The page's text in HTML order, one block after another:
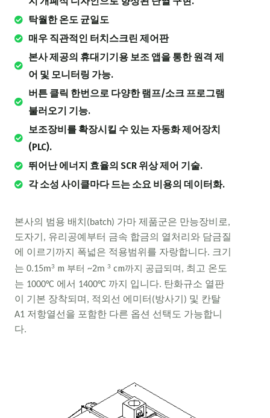
탁월한 온도 균일도
매우 직관적인 터치스크린 제어판
본사 제공의 휴대기기용 보조 앱을 통한 원격 제
어 및 모니터링 가능.
버튼 클릭 한번으로 다양한 램프/소크 프로그램
불러오기 기능.
보조장비를 확장시킬 수 있는 자동화 제어장치
(PLC).
뛰어난 에너지 효율의 SCR 위상 제어 기술.
각 소성 사이클마다 드는 소요 비용의 데이터화.
본사의 범용 배치(batch) 가마 제품군은 만능장비로,
도자기, 유리공예부터 금속 합금의 열처리와 담금질
에 이르기까지 폭넓은 적용범위를 자랑합니다. 크기
는 0.15m3 m 부터 ~2m 3 cm까지 공급되며 , 최고 온도
는 1000°C 에서 1400°C 까지 입니다. 탄화규소 열판
이 기본 장착되며, 적외선 에미터(방사기) 및 칸탈
A1 저항열선을 포함한 다른 옵션 선택도 가능합니
다.